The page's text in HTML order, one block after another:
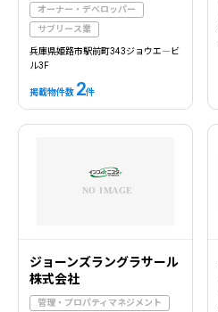
オーナー・デベロッパー
サブリース業
兵庫県姫路市駅前町343ジョウエ―ビ
ル3F
掲載物件数 2件
ジョーンズラングラサール
株式会社
管理・プロパティマネジメント